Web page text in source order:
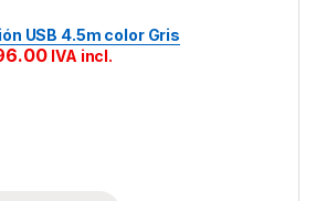
USB 4.5m color Gris
IVA incl.